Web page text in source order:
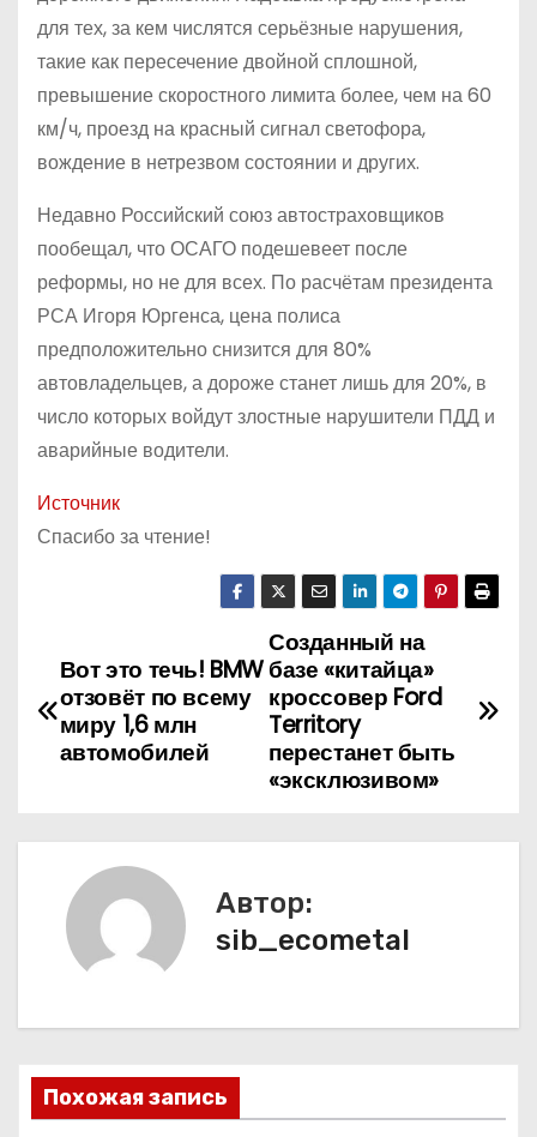
для тех, за кем числятся серьёзные нарушения,
такие как пересечение двойной сплошной,
превышение скоростного лимита более, чем на 60
км/ч, проезд на красный сигнал светофора,
вождение в нетрезвом состоянии и других.
Недавно Российский союз автостраховщиков
пообещал, что ОСАГО подешевеет после
реформы, но не для всех. По расчётам президента
РСА Игоря Юргенса, цена полиса
предположительно снизится для 80%
автовладельцев, а дороже станет лишь для 20%, в
число которых войдут злостные нарушители ПДД и
аварийные водители.
Источник
Спасибо за чтение!
Н
а
г
п
Созданный на
базе «китайца»
кроссовер Ford
Territory
перестанет быть
«эксклюзивом»
Вот это течь! BMW
отзовёт по всему
миру 1,6 млн
автомобилей
Автор:
sib_ecometal
Похожая запись